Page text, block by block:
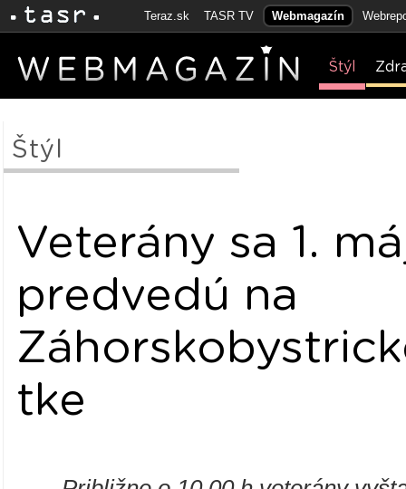
Teraz.sk TASR TV Webmagazín
Štýl
Štýl
Veterány sa 1.
predvedú na
tke